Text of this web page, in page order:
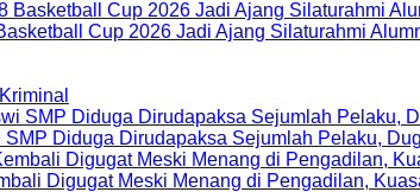
Cup 2026 Jadi Ajang Silaturahmi
SMP Diduga Dirudapaksa Sejumlah Pelaku,
Digugat Meski Menang di Pengadilan,